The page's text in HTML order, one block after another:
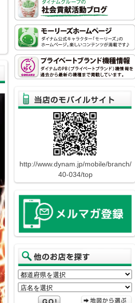
http://www.dynam.jp/mobile/branch/
40-034/top